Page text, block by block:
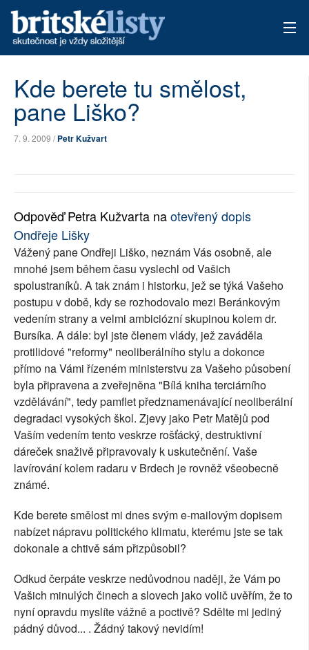
TÉMATA
Kde berete tu smělost,
pane Liško?
7. 9. 2009 /Petr Kužvart
Odpověď Petra Kužvarta naotevřený dopis
Ondřeje Lišky
Vážený pane Ondřeji Liško, neznám Vás osobně, ale
mnohé jsem během času vyslechl od Vašich
spolustraníků. A tak znám i historku, jež se týká Vašeho
postupu v době, kdy se rozhodovalo mezi Beránkovým
vedením strany a velmi ambiciózní skupinou kolem dr.
Bursíka. A dále: byl jste členem vlády, jež zaváděla
protilidové "reformy" neoliberálního stylu a dokonce
přímo na Vámi řízeném ministerstvu za Vašeho působení
byla připravena a zveřejněna "Bílá kniha terciárního
vzdělávání", tedy pamflet předznamenávající neoliberální
degradaci vysokých škol. Zjevy jako Petr Matějů pod
Vaším vedením tento veskrze rošťácký, destruktivní
dáreček snaživě připravovaly k uskutečnění. Vaše
lavírování kolem radaru v Brdech je rovněž všeobecně
známé.
Kde berete smělost mi dnes svým e-mailovým dopisem
nabízet nápravu politického klimatu, kterému jste se tak
dokonale a chtivě sám přizpůsobil?
Odkud čerpáte veskrze nedůvodnou naději, že Vám po
Vašich minulých činech a slovech jako volič uvěřím, že to
nyní opravdu myslíte vážně a poctivě? Sdělte mi jediný
pádný důvod... . Žádný takový nevidím!